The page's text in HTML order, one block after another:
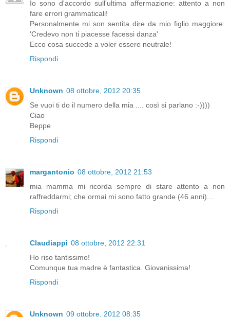
Io sono d'accordo sull'ultima affermazione: attento a non
fare errori grammaticali!
Personalmente mi son sentita dire da mio figlio maggiore:
'Credevo non ti piacesse facessi danza'
Ecco cosa succede a voler essere neutrale!
Rispondi
Unknown 08 ottobre, 2012 20:35
Se vuoi ti do il numero della mia .... così si parlano :-))))
Ciao
Beppe
Rispondi
margantonio 08 ottobre, 2012 21:53
mia mamma mi ricorda sempre di stare attento a non
raffreddarmi; che ormai mi sono fatto grande (46 anni)...
Rispondi
Claudiappì 08 ottobre, 2012 22:31
Ho riso tantissimo!
Comunque tua madre è fantastica. Giovanissima!
Rispondi
Unknown 09 ottobre, 2012 08:35